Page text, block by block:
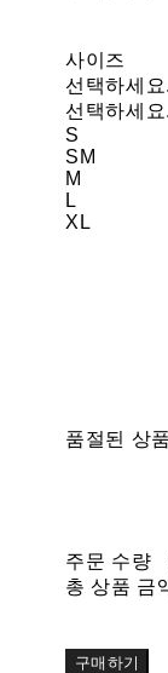
사이즈
선택하세요.
선택하세요.
S
SM
M
L
XL
품절된 상
주문 수량
총 상품 금
구매하기